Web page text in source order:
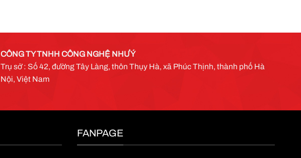
CÔNG TY TNHH CÔNG NGHỆ NHƯ Ý
Trụ sở : Số 42, đường Tây Làng, thôn Thụy Hà, xã Phúc Thịnh, thành phố Hà
Nội, Việt Nam
FANPAGE